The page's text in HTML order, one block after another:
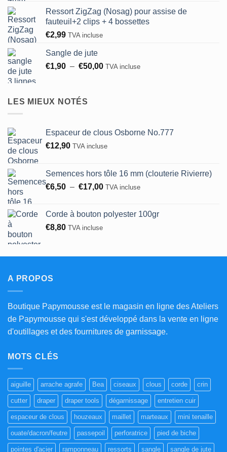
Ressort ZigZag (Nosag) pour assise de
fauteuil+2 clips + 4 bossettes
€2,99 TVA incluse
Sangle de jute
€1,90 – €50,00Plage
TVA incluse
LES MIEUX NOTÉS
Espaceur de clous Osborne No.777
€12,90 TVA incluse
Semences hors tôle 16 mm (clouterie Rivierre)
€6,50 – €17,00Plage
€6,50
TVA incluse
Corde à bouton polyester 100gr
€8,80 TVA incluse
A PROPOS
Boutique Papymousse est le magasin en ligne des Ateliers
de Papymousse qui s'est développé dans la vente en ligne
d'outillages et des fournitures de garnissage.
MOTS CLÉS
aiguille arrache agrafe Bea ciseaux clous corde crin
cutter draper draper tools dégarnissage entretien cuir
espaceur de clous houzeaux maillet marteaux mini tenaille
ouate/dacron/feutre passepoil perforatrice pied de biche
pointes d'acier ramponneau ressorts sangle sangle de jute